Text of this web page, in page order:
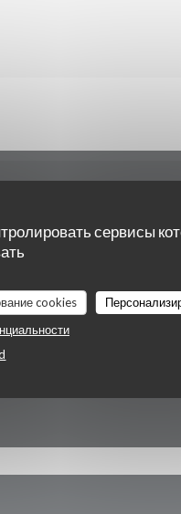
сервисы
cookies
Menton
92